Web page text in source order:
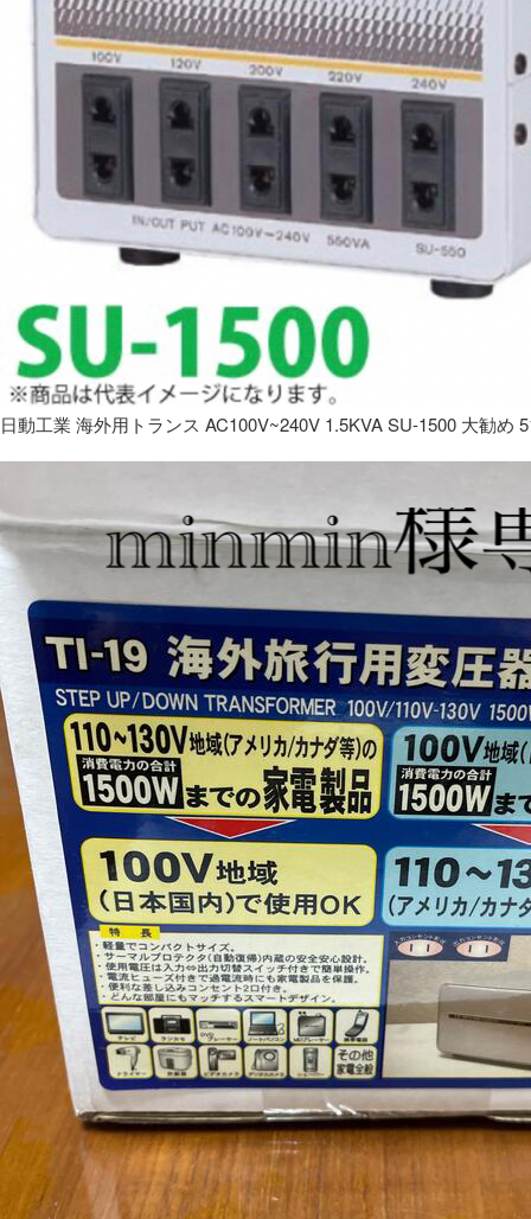
日動工業 海外用トランス AC100V~240V 1.5KVA SU-1500 大勧め